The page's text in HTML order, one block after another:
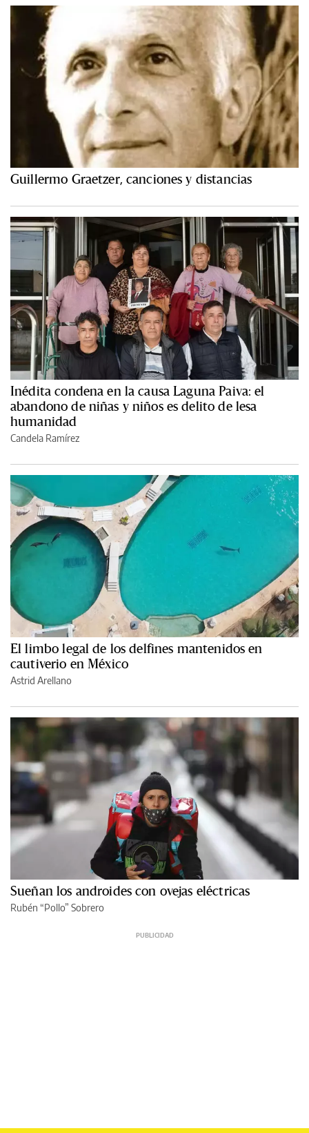
Guillermo Graetzer, canciones y distancias
Inédita condena en la causa Laguna Paiva: el
abandono de niñas y niños es delito de lesa
humanidad
Candela Ramírez
El limbo legal de los delfines mantenidos en
cautiverio en México
Astrid Arellano
Sueñan los androides con ovejas eléctricas
Rubén “Pollo” Sobrero